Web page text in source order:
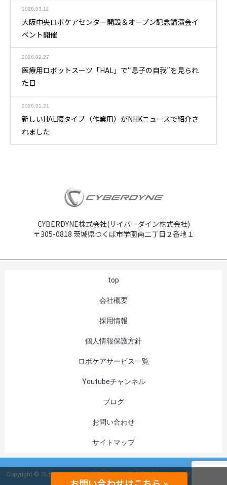
2026.03.11
大阪中央ロボケアセンター開設＆オープン記念講演会イ
ベント開催
2026.02.27
医療用ロボットスーツ「HAL」で“息子の自我”を見られ
た日
2026.01.21
新しいHAL腰タイプ（作業用）がNHKニュースで紹介さ
れました
CYBERDYNE株式会社(サイバーダイン株式会社)
〒305-0818 茨城県つくば市学園南二丁目２番地１
top
会社概要
採用情報
個人情報保護方針
ロボケアサービス一覧
Youtubeチャンネル
ブログ
お問い合わせ
サイトマップ
Copyright © ロボケアセンター|脳梗塞などの後遺症に対するリハビリを支援 All
Rights Reserved.